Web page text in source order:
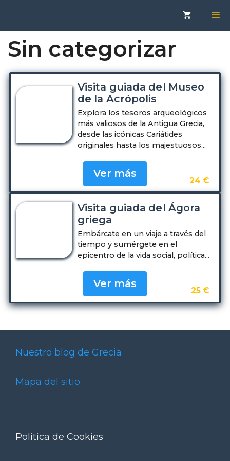
contenido
Sin categorizar
Visita guiada del Museo
de la Acrópolis
Explora los tesoros arqueológicos
más valiosos de la Antigua Grecia,
desde las icónicas Cariátides
originales hasta los majestuosos...
24 €
Ver más
Visita guiada del Ágora
griega
Embárcate en un viaje a través del
tiempo y sumérgete en el
epicentro de la vida social, política...
25 €
Ver más
Nuestro blog de Grecia
Mapa del sitio
Política de Cookies